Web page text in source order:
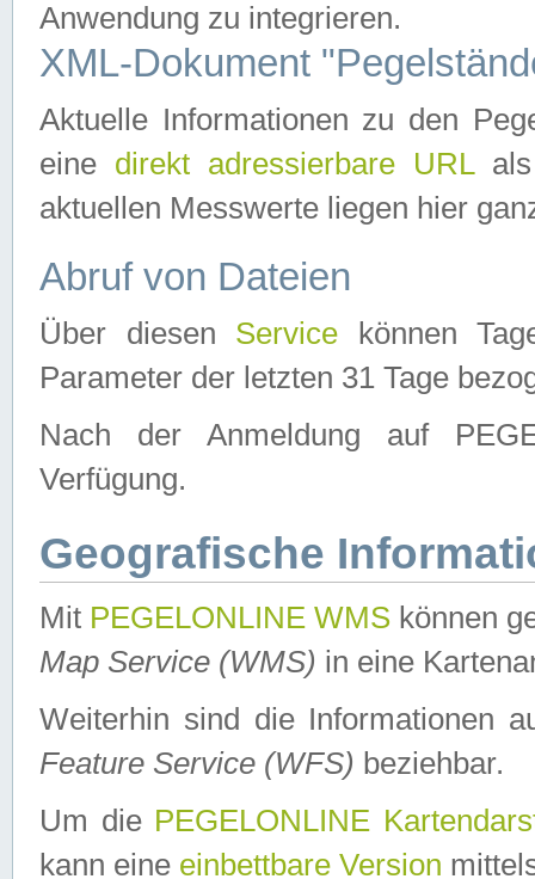
Anwendung zu integrieren.
XML-Dokument
Aktuelle Informationen zu den
eine direkt adressierbare URLals
aktuellen Messwerte liegen hier
Abruf von Dateien
Über diesen Service können
Parameter der letzten 31 Tage
Nach der Anmeldung auf
Verfügung.
Geografische
Mit PEGELONLINE WMS können
Map Service (WMS) in eine
Weiterhin sind die Informationen
Feature Service (WFS) beziehbar.
Um die PEGELONLINE
kann eine einbettbare Version